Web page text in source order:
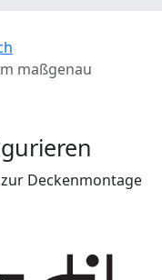
maßgenau
Deckenmontage